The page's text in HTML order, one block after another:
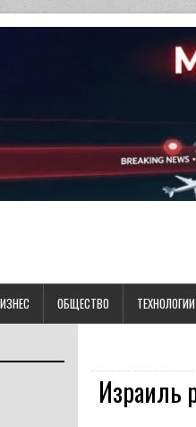
ОБЩЕСТВО ТЕХНОЛОГИИ
Израиль